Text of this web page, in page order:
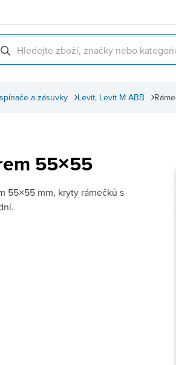
Levit, Levit M ABB
a zásuvky
55×55
55×55 mm, kryty rámečků s